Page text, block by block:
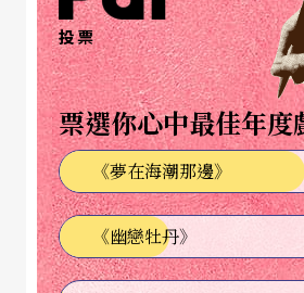
投票
票選你心中最佳年度
《夢在海潮那邊》
《幽戀牡丹》